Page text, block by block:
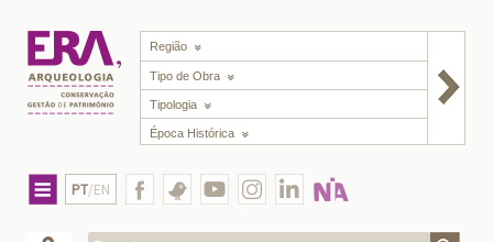
Região
Tipo de Obra
Tipologia
Época Histórica
PT/EN